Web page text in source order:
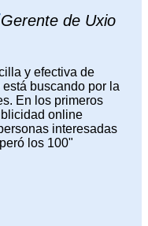
Gerente de Uxio
y efectiva de
buscando por la
En los primeros
online
interesadas
los 100"